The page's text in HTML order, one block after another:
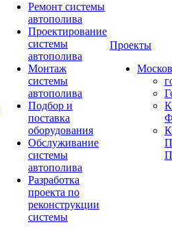
Ремонт системы
автополива
Проектирование
системы
автополива
Монтаж
системы
автополива
Подбор и
поставка
оборудования
Обслуживание
системы
автополива
Разработка
проекта по
реконструкции
системы
Проекты